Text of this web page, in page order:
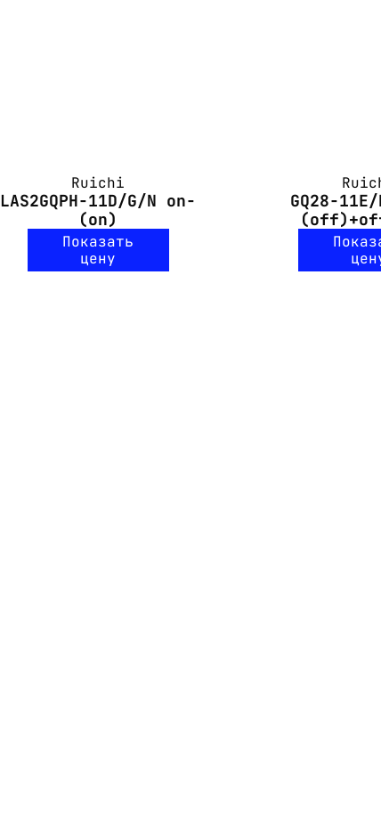
Ruichi
LAS2GQPH-11D/G/N on-
(on)
Показать
цену
GQ28-